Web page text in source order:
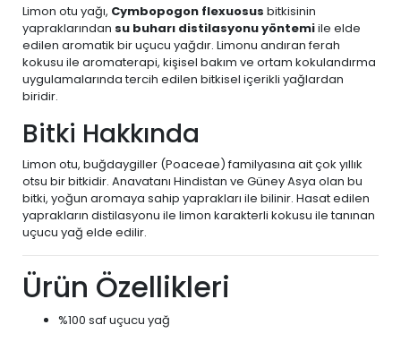
Limon otu yağı, Cymbopogon flexuosus bitkisinin
yapraklarından su buharı distilasyonu yöntemiile elde
edilen aromatik bir uçucu yağdır. Limonu andıran ferah
kokusu ile aromaterapi, kişisel bakım ve ortam kokulandırma
uygulamalarında tercih edilen bitkisel içerikli yağlardan
biridir.
Bitki Hakkında
Limon otu, buğdaygiller (Poaceae) familyasına ait çok yıllık
otsu bir bitkidir. Anavatanı Hindistan ve Güney Asya olan bu
bitki, yoğun aromaya sahip yaprakları ile bilinir. Hasat edilen
yaprakların distilasyonu ile limon karakterli kokusu ile tanınan
uçucu yağ elde edilir.
Ürün Özellikleri
%100 saf uçucu yağ